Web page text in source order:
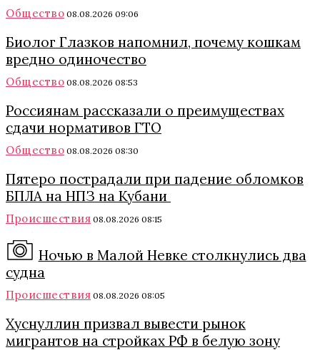
Общество 08.08.2026 09:06
Биолог Глазков напомнил, почему кошкам
вредно одиночество
Общество 08.08.2026 08:53
Россиянам рассказали о преимуществах
сдачи нормативов ГТО
Общество 08.08.2026 08:30
Пятеро пострадали при падение обломков
БПЛА на НПЗ на Кубани
Происшествия 08.08.2026 08:15
Ночью в Малой Невке столкнулись два
судна
Происшествия 08.08.2026 08:05
Хуснуллин призвал вывести рынок
мигрантов на стройках РФ в белую зону